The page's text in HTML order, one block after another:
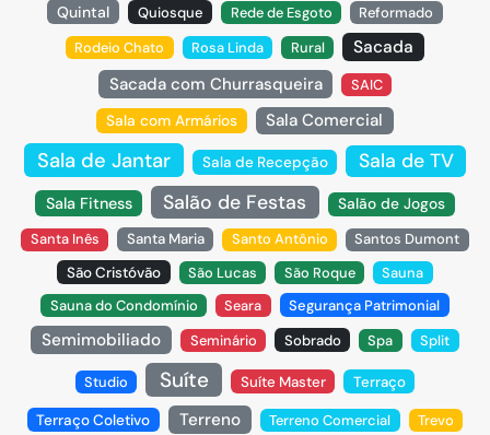
Quintal Quiosque Rede de Esgoto
Reformado
Rodeio Chato
Rosa Linda Rural
Sacada
Sacada com Churrasqueira
SAIC
Sala com Armários Sala Comercial
Sala de Jantar Sala de Recepção Sala de TV
Sala Fitness Salão de Festas Salão de Jogos
Santa Inês Santa Maria Santo Antônio
Santos Dumont
São Cristóvão
São Lucas São Roque
Sauna
Sauna do Condomínio
Seara Segurança Patrimonial
Semimobiliado Seminário Sobrado Spa Split
Studio Suíte Suíte Master Terraço
Terraço Coletivo Terreno Terreno Comercial
Trevo